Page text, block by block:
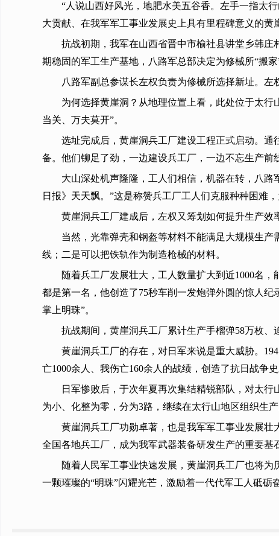
“人说山西好风光，地肥水美五谷香。左手一指太
大贡献、在我军军工事业发展史上具有里程碑意义的黄
抗战初期，我军在山西省晋中市榆社县讲堂乡韩
期稳固的军工生产基地，八路军总部决定为修械所“搬家”
八路军副总参谋长左权负责为修械所选择新址。
为何选择黄崖洞？从地理位置上看，此处位于太
当关、万夫莫开”。
选址完成后，黄崖洞兵工厂建设工程正式启动。
备。他们铆足了劲，一边建设兵工厂，一边不忘生产
大山深处机声隆隆，工人们相信，机器在转，八
日报》天天飘。”这是称赞兵工厂工人们克服种种困难
黄崖洞兵工厂建成后，左权又筹划如何提升生产效
当然，光靠弹壳和钢盔等材料不能满足大规模生
线；二是可以把铁轨作为制造枪械的材料。
随着兵工厂发展壮大，工人数量扩大到近1000名
都是第一名，他创造了75秒车削一发炮弹外圆的惊人纪
掌上明珠”。
抗战期间，黄崖洞兵工厂累计生产手榴弹58万枚、
黄崖洞兵工厂的存在，对日军来说是重大威胁。
亡1000余人、我伤亡160余人的战绩，创造了抗日战争
日军惨败后，于次年夏再次集结精锐部队，对太
为小、化整为零，分为3路，继续在太行山地区组织生产
黄崖洞兵工厂功勋卓著，也是我军军工事业发展
全国各地兵工厂，成为我军武器装备研发生产的重要基
随着人民军工事业快速发展，黄崖洞兵工厂也将
一颗璀璨的“明珠”闪耀光芒，激励着一代代军工人砥砺